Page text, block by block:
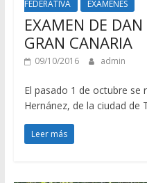
FEDERATIVA
EXÁMENES
EXAMEN DE
GRAN CANARIA
09/10/2016 admin
El pasado 1 de octubre se
Hernánez, de la ciudad de
Leer más